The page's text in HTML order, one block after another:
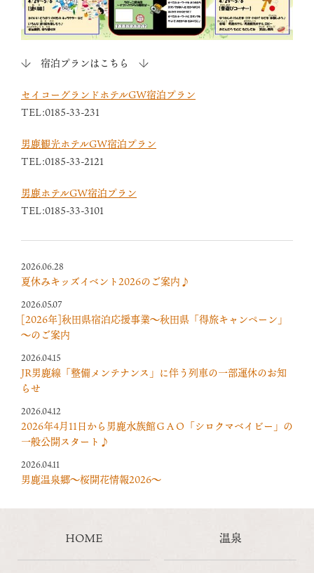
↓ 宿泊プランはこちら ↓
セイコーグランドホテルGW宿泊プラン
TEL:0185-33-231
男鹿観光ホテルGW宿泊プラン
TEL:0185-33-2121
男鹿ホテルGW宿泊プラン
TEL:0185-33-3101
2026.06.28
夏休みキッズイベント2026のご案内♪
2026.05.07
[2026年]秋田県宿泊応援事業～秋田県「得旅キャンペーン」
～のご案内
2026.04.15
JR男鹿線「整備メンテナンス」に伴う列車の一部運休のお知
らせ
2026.04.12
2026年4月11日から男鹿水族館ＧＡＯ「シロクマベイビー」の
一般公開スタート♪
2026.04.11
男鹿温泉郷～桜開花情報2026～
HOME 温泉